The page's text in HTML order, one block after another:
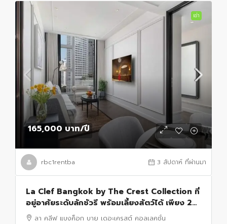
เช่า
165,000 บาท/ปี
rbc1rentba 3 สัปดาห์ ที่ผ่านมา
La Clef Bangkok by The Crest Collection ที่
อยู่อาศัยระดับลักชัวรี พร้อมเลี้ยงสัตว์ได้ เพียง 20
เมตรจาก BTS ทองหล่อ
ลา คลีฟ แบงค็อก บาย เดอะเครสต์ คอลเลคชั่น